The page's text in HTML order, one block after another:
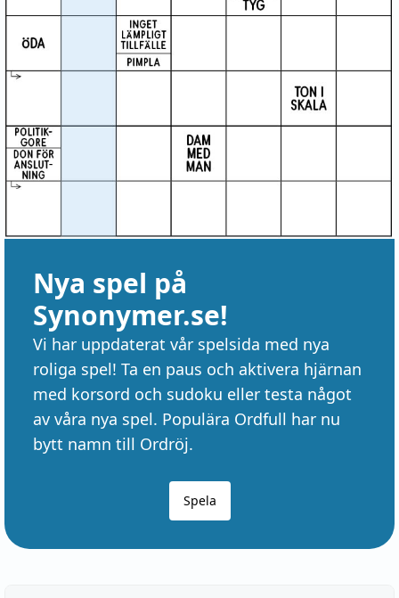
Nya spel på
Synonymer.se!
Vi har uppdaterat vår spelsida med nya
roliga spel! Ta en paus och aktivera hjärnan
med korsord och sudoku eller testa något
av våra nya spel. Populära Ordfull har nu
bytt namn till Ordröj.
Spela